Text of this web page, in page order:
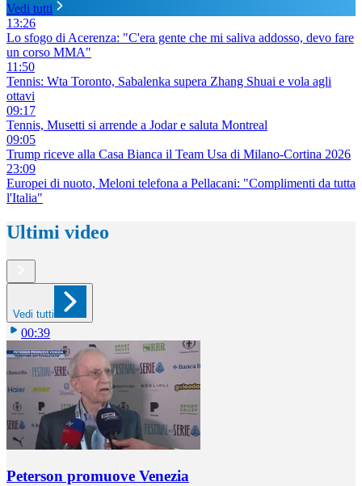
Vedi tutti
13:26
Lo sfogo di Acerenza: "C'era gente che mi saliva addosso, devo fare
un corso MMA"
11:50
Tennis: Wta Toronto, Sabalenka supera Zhang Shuai e vola agli
ottavi
09:17
Tennis, Musetti si arrende a Jodar e saluta Montreal
09:05
Trump riceve alla Casa Bianca il Team Usa di Milano-Cortina 2026
23:09
Europei di nuoto, Meloni telefona a Pellacani: "Complimenti da tutta
l'Italia"
Ultimi video
Vedi tutti
00:39
Peterson promuove Venezia